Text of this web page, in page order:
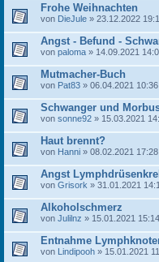
Frohe Weihnachten
von DieJule » 23.12.2022
Angst - Befund -
von paloma » 14.09.2021
Mutmacher-Buch
von Pat83 » 06.04.2021
Schwanger und
von sonne92 » 15.03.2021
Haut brennt?
von Hanni » 08.02.2021
Angst
von Grisork » 31.01.2021
Alkoholschmerz
von Julilnz » 15.01.2021
Entnahme
von Lindipooh » 15.01.2021